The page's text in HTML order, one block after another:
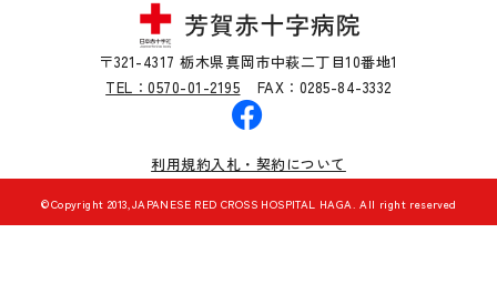
〒321-4317 栃木県真岡市中萩二丁目10番地1
TEL：0570-01-2195
FAX：0285-84-3332
©Copyright 2013,JAPANESE RED CROSS HOSPITAL HAGA. All right reserved
利用規約入札・契約について